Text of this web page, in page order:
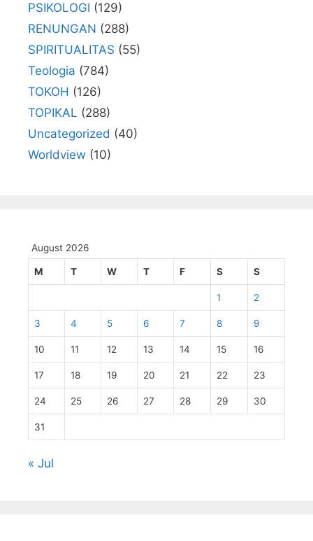
PSIKOLOGI (129)
RENUNGAN (288)
SPIRITUALITAS (55)
Teologia (784)
TOKOH (126)
TOPIKAL (288)
Uncategorized (40)
Worldview (10)
August 2026
M T W T F S S
1 2
3 4 5 6 7 8 9
10 11 12 13 14 15 16
17 18 19 20 21 22 23
24 25 26 27 28 29 30
31
« Jul